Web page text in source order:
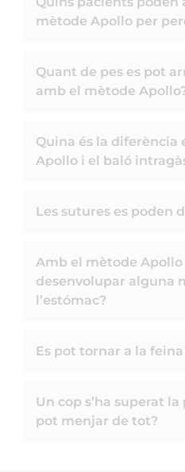
mètode Apollo per
Quant de pes es pot
amb el mètode
Quina és la diferència
Apollo i el baló
Les sutures es poden
Amb el mètode Apollo
desenvolupar alguna
l’estómac?
Es pot tornar a la feina
Un cop s’ha superat
pot menjar de tot?